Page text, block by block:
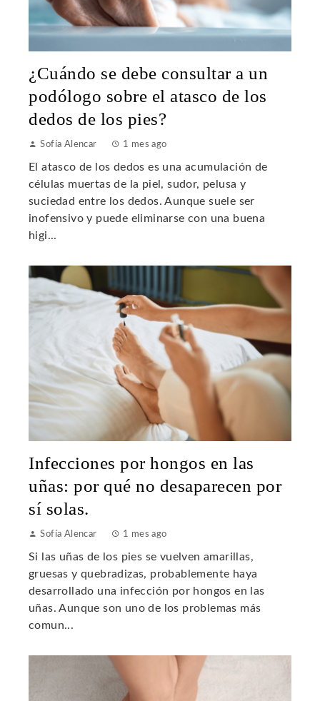
¿Cuándo se debe consultar a un
podólogo sobre el atasco de los
dedos de los pies?
Sofía Alencar 1 mes ago
El atasco de los dedos es una acumulación de
células muertas de la piel, sudor, pelusa y
suciedad entre los dedos. Aunque suele ser
inofensivo y puede eliminarse con una buena
higi...
Infecciones por hongos en las
uñas: por qué no desaparecen por
sí solas.
Sofía Alencar 1 mes ago
Si las uñas de los pies se vuelven amarillas,
gruesas y quebradizas, probablemente haya
desarrollado una infección por hongos en las
uñas. Aunque son uno de los problemas más
comun...